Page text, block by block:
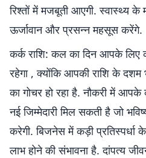
रिश्तों में मजबूती आएगी. स्वास्थ्य
ऊर्जावान और प्रसन्न महसूस करेंगे.
कर्क राशि: कल का दिन आपके लिए
रहेगा , क्योंकि आपकी राशि के
का गोचर हो रहा है. नौकरी में आपके
नई जिम्मेदारी मिल सकती है जो
करेगी. बिजनेस में कड़ी
लाभ होने की संभावना है. दांपत्य